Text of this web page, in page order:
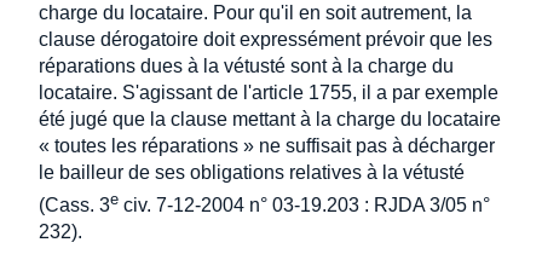
charge du locataire. Pour qu'il en soit autrement, la
clause dérogatoire doit expressément prévoir que les
réparations dues à la vétusté sont à la charge du
locataire. S'agissant de l'article 1755, il a par exemple
été jugé que la clause mettant à la charge du locataire
« toutes les réparations » ne suffisait pas à décharger
le bailleur de ses obligations relatives à la vétusté
(Cass. 3e civ. 7-12-2004 n° 03-19.203 : RJDA 3/05 n°
232).